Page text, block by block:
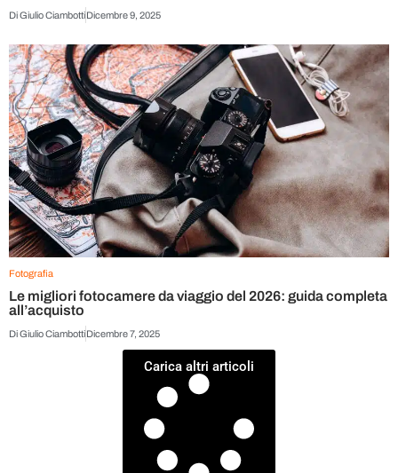
DiGiulio CiambottiDicembre 9, 2025
Fotografia
Le migliori fotocamere da viaggio del 2026: guida completa
all’acquisto
DiGiulio CiambottiDicembre 7, 2025
Carica altri articoli